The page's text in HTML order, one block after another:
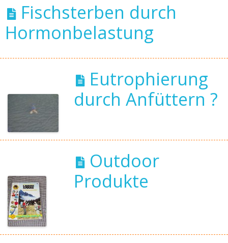
Fischsterben durch
Hormonbelastung
Eutrophierung
durch Anfüttern ?
Outdoor
Produkte